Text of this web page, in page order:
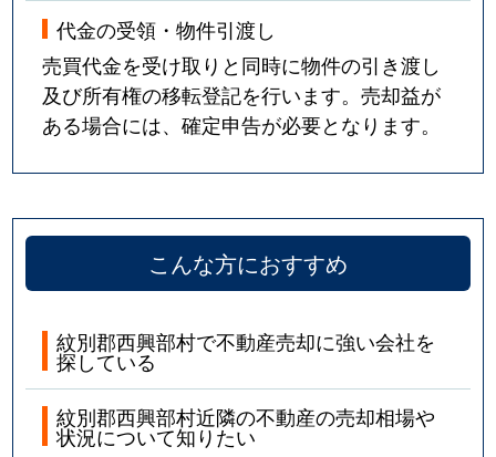
代金の受領・物件引渡し
売買代金を受け取りと同時に物件の引き渡し
及び所有権の移転登記を行います。売却益が
ある場合には、確定申告が必要となります。
こんな方におすすめ
紋別郡西興部村で不動産売却に強い会社を
探している
紋別郡西興部村近隣の不動産の売却相場や
状況について知りたい